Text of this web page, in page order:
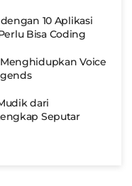
10 Aplikasi
Bisa Coding
Voice
dari
Seputar